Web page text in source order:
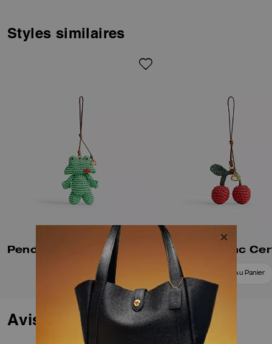
Styles similaires
Ajouter Au Panier
Breloque Sac
Ajouter Au Panier
Avis